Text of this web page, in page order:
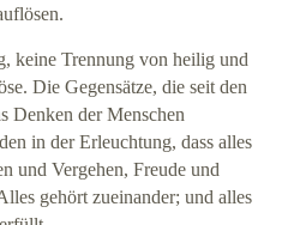
keine Trennung von heilig und
Die Gegensätze, die seit den
Denken der Menschen
in der Erleuchtung, dass alles
und Vergehen, Freude und
gehört zueinander; und alles